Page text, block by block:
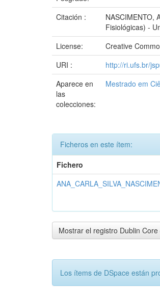
Citación :
NASCIMENTO,
Fisiológicas) -
License:
Creative
URI :
http://ri.ufs.br/
Aparece en
las
colecciones:
Mestrado em
Ficheros en este ítem:
Fichero
Mostrar el registro Dublin
Los ítems de DSpace están